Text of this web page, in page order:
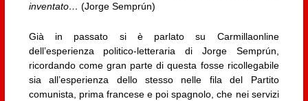
inventato… (Jorge Semprún)
Già in passato si è parlato su Carmillaonline
dell’esperienza politico-letteraria di Jorge Semprún,
ricordando come gran parte di questa fosse ricollegabile
sia all’esperienza dello stesso nelle fila del Partito
comunista, prima francese e poi spagnolo, che nei servizi